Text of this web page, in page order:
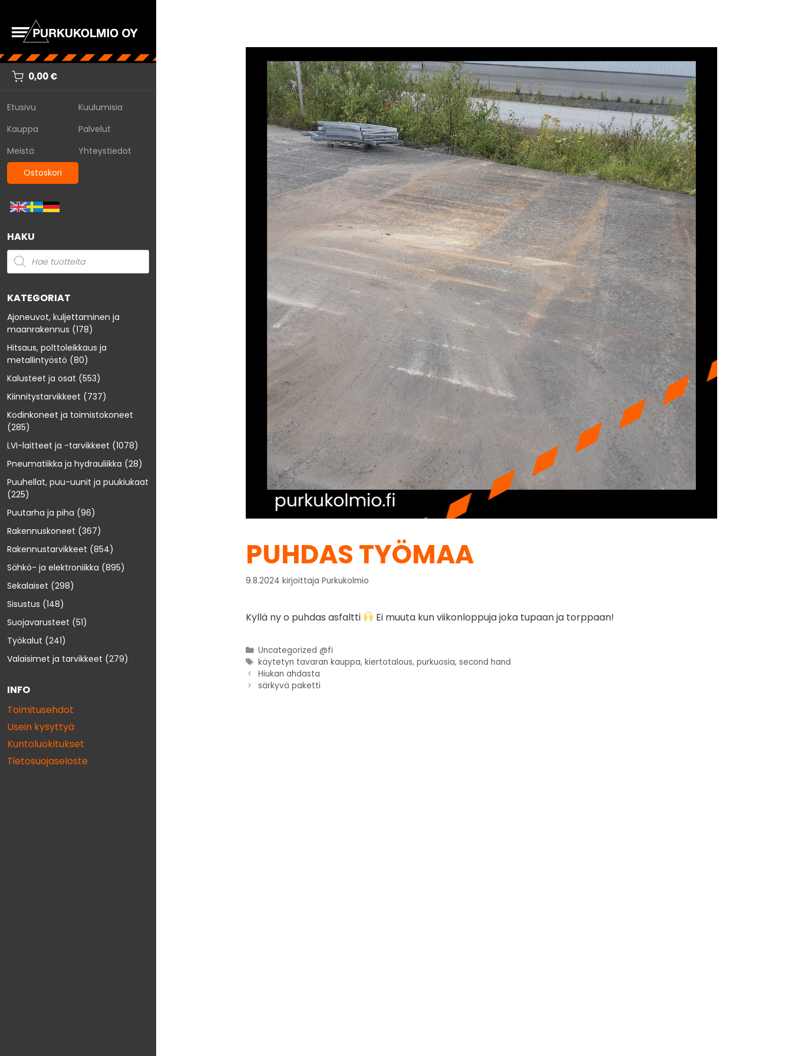
0,00€
Etusivu
Kuulumisia
Kauppa
Palvelut
Meistä
Yhteystiedot
Ostoskori
HAKU
KATEGORIAT
Ajoneuvot, kuljettaminen ja
maanrakennus (178)
Hitsaus, polttoleikkaus ja
metallintyöstö (80)
Kalusteet ja osat (553)
Kiinnitystarvikkeet (737)
Kodinkoneet ja toimistokoneet
(285)
LVI-laitteet ja -tarvikkeet (1078)
Pneumatiikka ja hydrauliikka (28)
Puuhellat, puu-uunit ja puukiukaat
(225)
Puutarha ja piha (96)
Rakennuskoneet (367)
Rakennustarvikkeet (854)
Sähkö- ja elektroniikka (895)
Sekalaiset (298)
Sisustus (148)
Suojavarusteet (51)
Työkalut (241)
Valaisimet ja tarvikkeet (279)
INFO
Toimitusehdot
Usein kysyttyä
Kuntoluokitukset
Tietosuojaseloste
PUHDAS TYÖMAA
9.8.2024 kirjoittaja Purkukolmio
Kyllä ny o puhdas asfaltti Ei muuta kun viikonloppuja joka tupaan ja torppaan!
Uncategorized @fi
käytetyn tavaran kauppa,kiertotalous,purkuosia,second hand
Hiukan ahdasta
särkyvä paketti